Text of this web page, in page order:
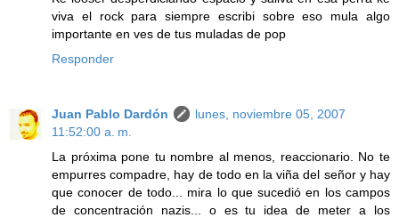
viva el rock para siempre escribi sobre eso mula algo
importante en ves de tus muladas de pop
Responder
Juan Pablo Dardón
lunes, noviembre 05, 2007
11:52:00 a. m.
La próxima pone tu nombre al menos, reaccionario. No te
empurres compadre, hay de todo en la viña del señor y hay
que conocer de todo... mira lo que sucedió en los campos
de concentración nazis... o es tu idea de meter a los